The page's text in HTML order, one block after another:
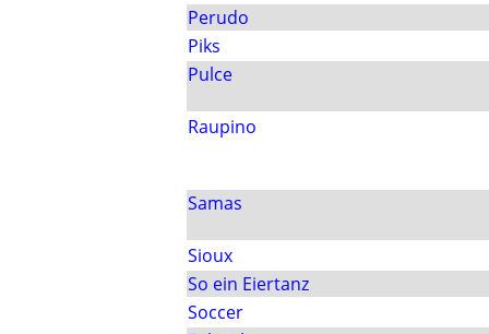
Perudo
Piks
Pulce
Raupino
Samas
Sioux
So ein Eiertanz
Soccer